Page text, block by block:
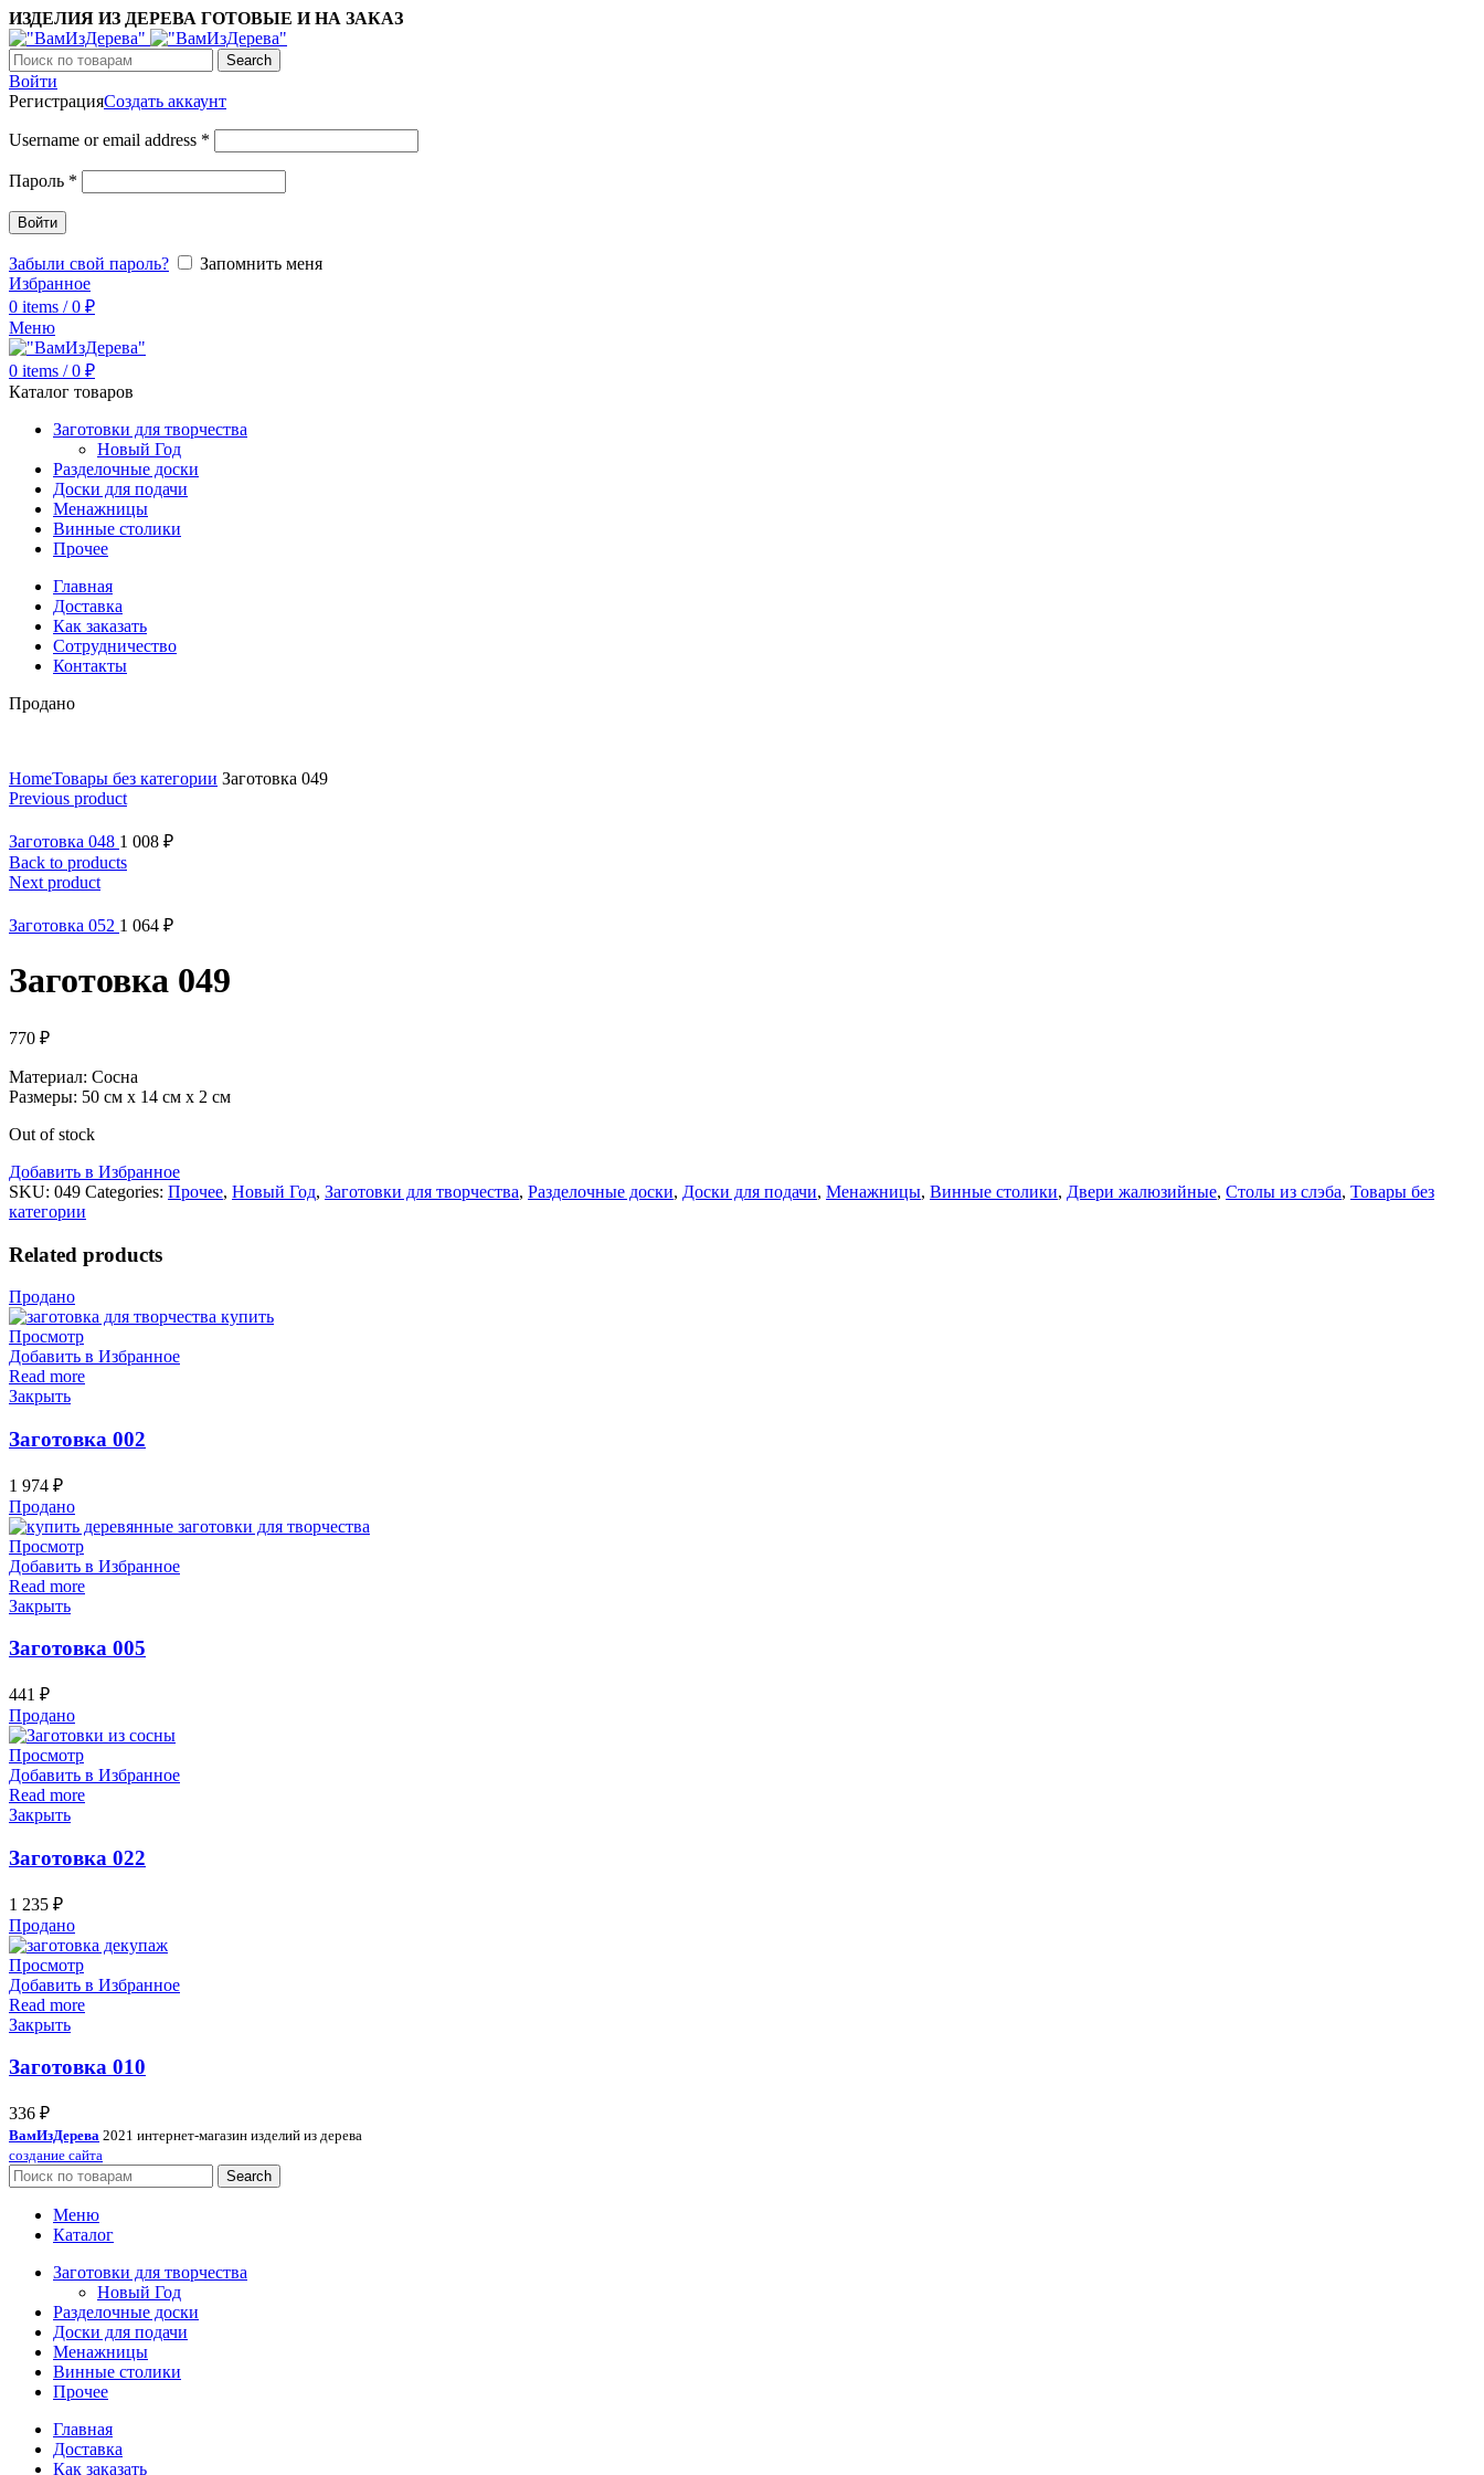
ИЗДЕЛИЯ ИЗ ДЕРЕВА ГОТОВЫЕ И НА ЗАКАЗ
Search
Войти
РегистрацияСоздать аккаунт
Username or email address *
Пароль *
Войти
Забыли свой пароль?
Запомнить меня
Избранное
0 items / 0 ₽
Меню
0 items / 0 ₽
Каталог товаров
Заготовки для творчества
Новый Год
Разделочные доски
Доски для подачи
Менажницы
Винные столики
Прочее
Главная
Доставка
Как заказать
Сотрудничество
Контакты
Продано
HomeТовары без категории Заготовка 049
Previous product
Заготовка 048 1 008 ₽
Back to products
Next product
Заготовка 052 1 064 ₽
Заготовка 049
770 ₽
Материал: Сосна
Размеры: 50 см х 14 см х 2 см
Out of stock
Добавить в Избранное
SKU: 049 Categories: Прочее, Новый Год, Заготовки для творчества, Разделочные доски, Доски для подачи, Менажницы, Винные столики, Двери жалюзийные, Столы из слэба, Товары без
категории
Related products
Продано
Просмотр
Добавить в Избранное
Read more
Закрыть
Заготовка 002
1 974 ₽
Продано
Просмотр
Добавить в Избранное
Read more
Закрыть
Заготовка 005
441 ₽
Продано
Просмотр
Добавить в Избранное
Read more
Закрыть
Заготовка 022
1 235 ₽
Продано
Просмотр
Добавить в Избранное
Read more
Закрыть
Заготовка 010
336 ₽
ВамИзДерева 2021 интернет-магазин изделий из дерева
создание сайта
Search
Меню
Каталог
Заготовки для творчества
Новый Год
Разделочные доски
Доски для подачи
Менажницы
Винные столики
Прочее
Главная
Доставка
Как заказать